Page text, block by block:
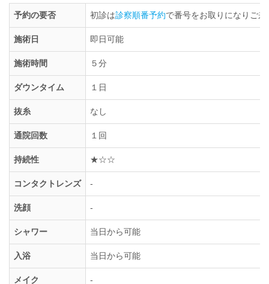
予約の要否 初診は診察順番予約で番号をお取りになりご
施術日 即日可能
施術時間 ５分
ダウンタイム １日
抜糸 なし
通院回数 １回
持続性 ★☆☆
コンタクトレンズ -
洗顔 -
シャワー 当日から可能
入浴 当日から可能
メイク -